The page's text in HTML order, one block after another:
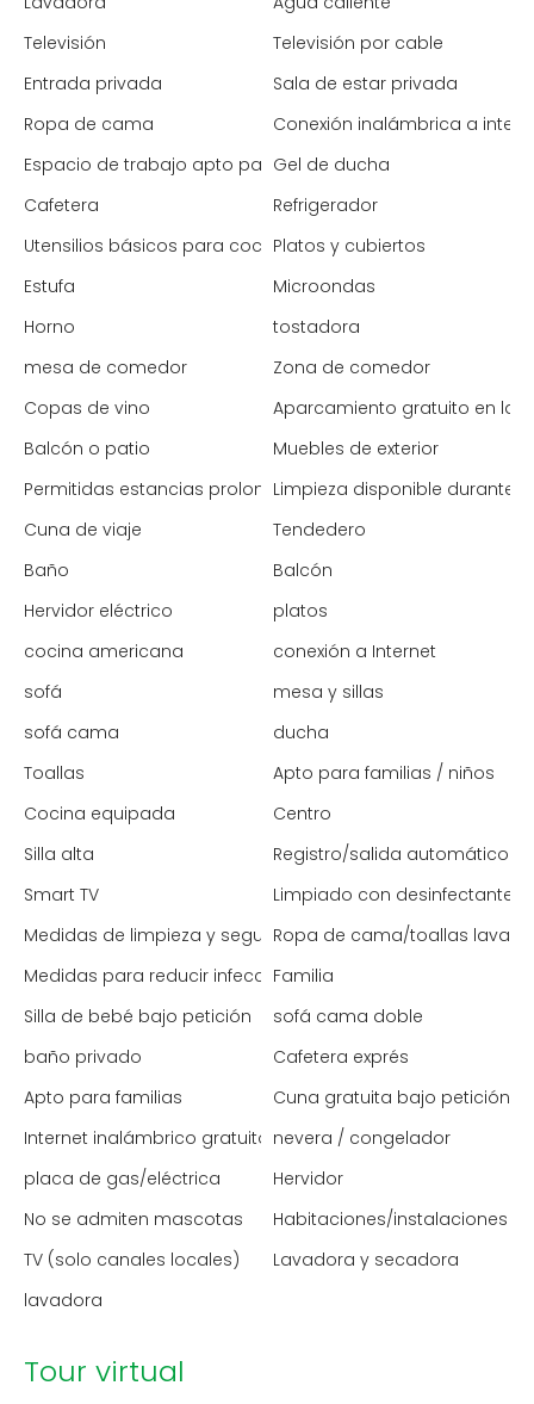
Televisión
Televisión por cable
Entrada privada
Sala de estar privada
Ropa de cama
Conexión inalámbrica a
Espacio de trabajo apto para portátiles
Gel de ducha
Cafetera
Refrigerador
Utensilios básicos para cocinarPlatos y cubiertos
Estufa
Microondas
Horno
tostadora
mesa de comedor
Zona de comedor
Copas de vino
Aparcamiento gratuito en la
Balcón o patio
Muebles de exterior
Permitidas estancias prolongadasLimpieza disponible durante
Cuna de viaje
Tendedero
Baño
Balcón
Hervidor eléctrico
platos
cocina americana
conexión a Internet
sofá
mesa y sillas
sofá cama
ducha
Toallas
Apto para familias / niños
Cocina equipada
Centro
Silla alta
Registro/salida automático
Smart TV
Limpiado con desinfectante
Medidas de limpieza y seguridad mejoradas
Ropa de cama/toallas
Medidas para reducir infecciones (España)
Familia
Silla de bebé bajo petición
sofá cama doble
baño privado
Cafetera exprés
Apto para familias
Cuna gratuita bajo petición
Internet inalámbrico gratuito nevera / congelador
placa de gas/eléctrica
Hervidor
No se admiten mascotas
Habitaciones/instalaciones
TV (solo canales locales)
Lavadora y secadora
lavadora
Tour virtual